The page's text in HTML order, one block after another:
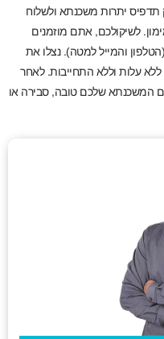
יתרות משכנתא ולשלוח
לשיקולכם, אתם מוזמנים
והמייל למטה). נצלו את
ללא עלות וללא התחייבות. לאחר
המשכנתא שלכם טובה, סבירה או